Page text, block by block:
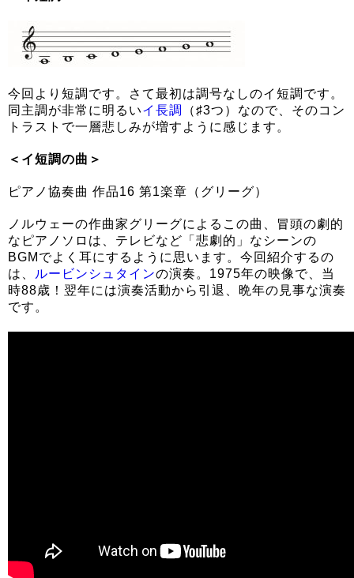
今回より短調です。さて最初は調号なしのイ短調です。
同主調が非常に明るいイ長調
（♯3つ）なので、そのコン
トラストで一層悲しみが増すように感じます。
＜イ短調の曲＞
ピアノ協奏曲 作品16 第1楽章（グリーグ）
ノルウェーの作曲家グリーグによるこの曲、冒頭の劇的
なピアノソロは、テレビなど「悲劇的」なシーンの
BGMでよく耳にするように思います。今回紹介するの
は、
ルービンシュタインの演奏。1975年の映像で、当
時88歳！翌年には演奏活動から引退、晩年の見事な演奏
です。